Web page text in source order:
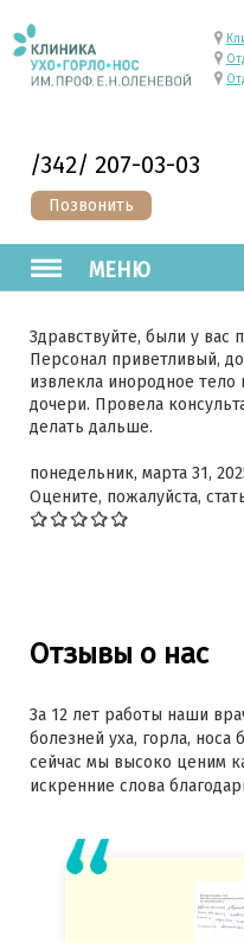
/342/ 207-03-03
Позвонить
МЕНЮ
Здравствуйте, были у вас
Персонал приветливый,
извлекла инородное
дочери. Провела
делать дальше.
понедельник, марта 31,
Оцените, пожалуйста,
Отзывы о нас
За 12 лет работы наши
болезней уха, горла,
сейчас мы высоко ценим
искренние слова